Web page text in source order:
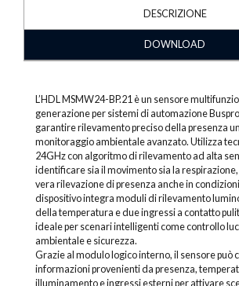
DESCRIZIONE
DOWNLOAD
L’HDL MSMW24-BP.21 è un sensore
generazione per sistemi di automazione
garantire rilevamento preciso della presenza
monitoraggio ambientale avanzato. Utilizza
24GHz con algoritmo di rilevamento ad alta
identificare sia il movimento sia la
vera rilevazione di presenza anche in condizioni
dispositivo integra moduli di rilevamento
della temperatura e due ingressi a contatto
ideale per scenari intelligenti come controllo
ambientale e sicurezza.
Grazie al modulo logico interno, il sensore può
informazioni provenienti da presenza,
illuminamento e ingressi esterni per attivare